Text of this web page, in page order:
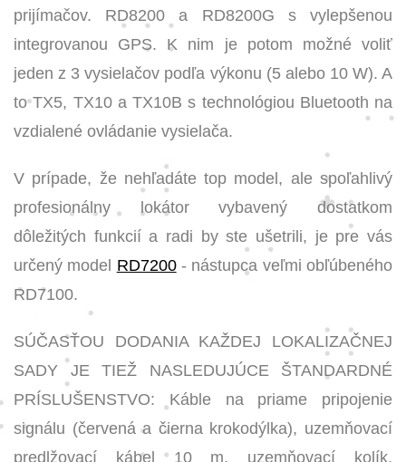
prijímačov. RD8200 a RD8200G s vylepšenou
integrovanou GPS. K nim je potom možné voliť
jeden z 3 vysielačov podľa výkonu (5 alebo 10 W). A
to TX5, TX10 a TX10B s technológiou Bluetooth na
vzdialené ovládanie vysielača.
V prípade, že nehľadáte top model, ale spoľahlivý
profesionálny lokátor vybavený dostatkom
dôležitých funkcií a radi by ste ušetrili, je pre vás
určený model RD7200- nástupca veľmi obľúbeného
RD7100.
SÚČASŤOU DODANIA KAŽDEJ LOKALIZAČNEJ
SADY JE TIEŽ NASLEDUJÚCE ŠTANDARDNÉ
PRÍSLUŠENSTVO: Káble na priame pripojenie
signálu (červená a čierna krokodýlka), uzemňovací
predlžovací kábel 10 m, uzemňovací kolík,